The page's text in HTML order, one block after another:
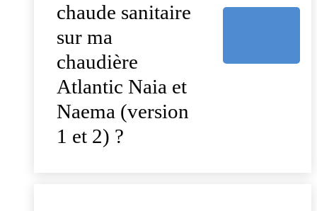
chaude sanitaire
sur ma
chaudière
Atlantic Naia et
Naema (version
1 et 2) ?